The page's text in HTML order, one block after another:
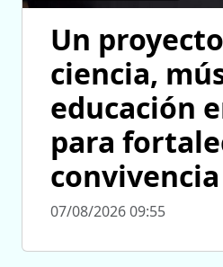
Un
ciencia,
educación
para
convivencia
07/08/2026 09:55